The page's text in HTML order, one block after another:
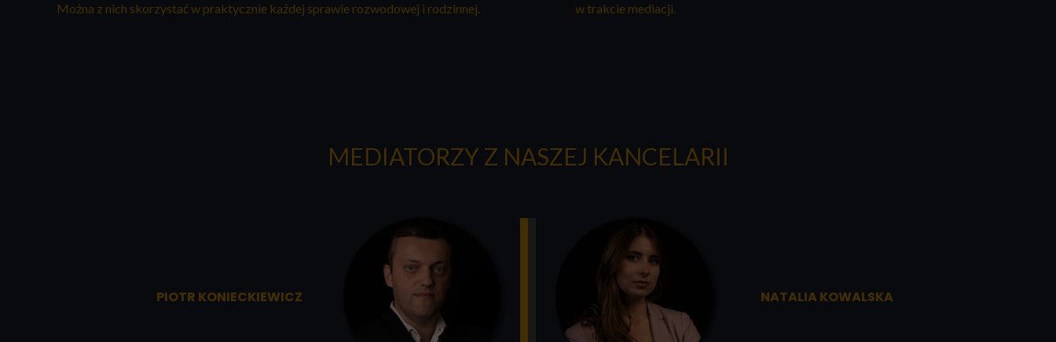
PIOTR KONIECKIEWICZ NATALIA KOWALSKA
MEDIATORZY Z NASZEJ KANCELARII
Można z nich skorzystać w praktycznie każdej sprawie rozwodowej i rodzinnej.
w trakcie mediacji.